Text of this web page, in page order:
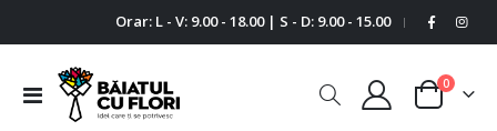
Orar: L - V: 9.00 - 18.00 | S - D: 9.00 - 15.00 |
Comutare
Cart
0